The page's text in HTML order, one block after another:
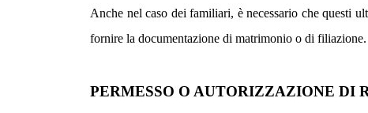
Anche nel caso dei familiari, è necessario che
fornire la documentazione di matrimonio o di filiazione.
PERMESSO O AUTORIZZAZIONE DI